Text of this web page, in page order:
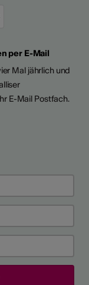
per E-Mail
Mal jährlich und
E-Mail Postfach.